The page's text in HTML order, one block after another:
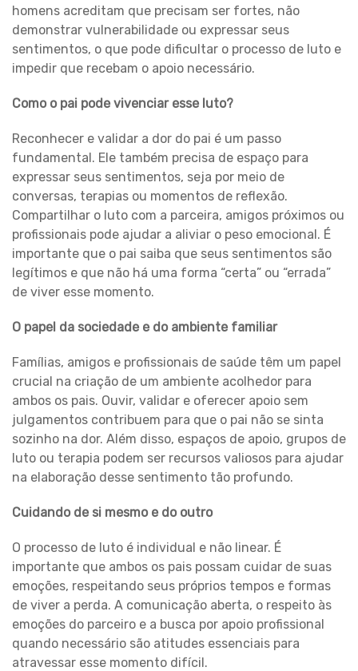
homens acreditam que precisam ser fortes, não
demonstrar vulnerabilidade ou expressar seus
sentimentos, o que pode dificultar o processo de luto e
impedir que recebam o apoio necessário.
Como o pai pode vivenciar esse luto?
Reconhecer e validar a dor do pai é um passo
fundamental. Ele também precisa de espaço para
expressar seus sentimentos, seja por meio de
conversas, terapias ou momentos de reflexão.
Compartilhar o luto com a parceira, amigos próximos ou
profissionais pode ajudar a aliviar o peso emocional. É
importante que o pai saiba que seus sentimentos são
legítimos e que não há uma forma “certa” ou “errada”
de viver esse momento.
O papel da sociedade e do ambiente familiar
Famílias, amigos e profissionais de saúde têm um papel
crucial na criação de um ambiente acolhedor para
ambos os pais. Ouvir, validar e oferecer apoio sem
julgamentos contribuem para que o pai não se sinta
sozinho na dor. Além disso, espaços de apoio, grupos de
luto ou terapia podem ser recursos valiosos para ajudar
na elaboração desse sentimento tão profundo.
Cuidando de si mesmo e do outro
O processo de luto é individual e não linear. É
importante que ambos os pais possam cuidar de suas
emoções, respeitando seus próprios tempos e formas
de viver a perda. A comunicação aberta, o respeito às
emoções do parceiro e a busca por apoio profissional
quando necessário são atitudes essenciais para
atravessar esse momento difícil.